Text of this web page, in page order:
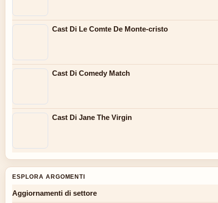
Cast Di Le Comte De Monte-cristo
Cast Di Comedy Match
Cast Di Jane The Virgin
ESPLORA ARGOMENTI
Aggiornamenti di settore